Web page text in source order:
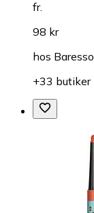
fr.
98 kr
hos Baresso
+33 butiker